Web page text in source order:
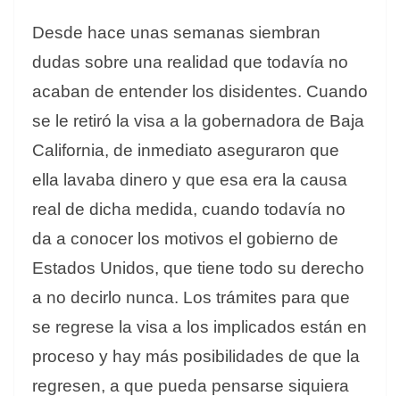
Desde hace unas semanas siembran
dudas sobre una realidad que todavía no
acaban de entender los disidentes. Cuando
se le retiró la visa a la gobernadora de Baja
California, de inmediato aseguraron que
ella lavaba dinero y que esa era la causa
real de dicha medida, cuando todavía no
da a conocer los motivos el gobierno de
Estados Unidos, que tiene todo su derecho
a no decirlo nunca. Los trámites para que
se regrese la visa a los implicados están en
proceso y hay más posibilidades de que la
regresen, a que pueda pensarse siquiera